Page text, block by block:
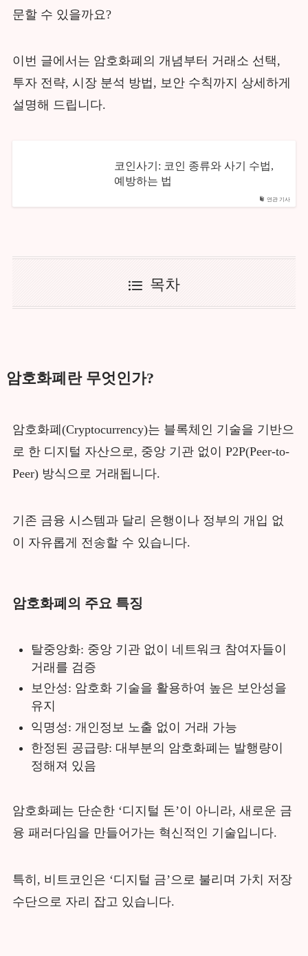
문할 수 있을까요?
이번 글에서는 암호화폐의 개념부터 거래소 선택,
투자 전략, 시장 분석 방법, 보안 수칙까지 상세하게
설명해 드립니다.
연관 기사
코인사기: 코인 종류와 사기 수법,
예방하는 법
목차
암호화폐란 무엇인가?
암호화폐(Cryptocurrency)는 블록체인 기술을 기반으
로 한 디지털 자산으로, 중앙 기관 없이 P2P(Peer-to-
Peer) 방식으로 거래됩니다.
기존 금융 시스템과 달리 은행이나 정부의 개입 없
이 자유롭게 전송할 수 있습니다.
암호화폐의 주요 특징
탈중앙화: 중앙 기관 없이 네트워크 참여자들이
거래를 검증
보안성: 암호화 기술을 활용하여 높은 보안성을
유지
익명성: 개인정보 노출 없이 거래 가능
한정된 공급량: 대부분의 암호화폐는 발행량이
정해져 있음
암호화폐는 단순한 ‘디지털 돈’이 아니라, 새로운 금
융 패러다임을 만들어가는 혁신적인 기술입니다.
특히, 비트코인은 ‘디지털 금’으로 불리며 가치 저장
수단으로 자리 잡고 있습니다.